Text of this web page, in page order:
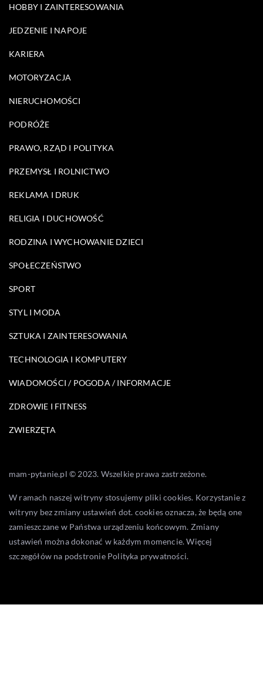
HOBBY I ZAINTERESOWANIA
JEDZENIE I NAPOJE
KARIERA
MOTORYZACJA
NIERUCHOMOŚCI
PODRÓŻE
PRAWO, RZĄD I POLITYKA
PRZEMYSŁ I ROLNICTWO
REKLAMA I DRUK
RELIGIA I DUCHOWOŚĆ
RODZINA I WYCHOWANIE DZIECI
SPOŁECZEŃSTWO
SPORT
STYL I MODA
SZTUKA I ZAINTERESOWANIA
TECHNOLOGIA I KOMPUTERY
WIADOMOŚCI / POGODA / INFORMACJE
ZDROWIE I FITNESS
ZWIERZĘTA
mam-pytanie.pl © 2023. Wszelkie prawa zastrzeżone.
W ramach naszej witryny stosujemy pliki cookies. Korzystanie z
witryny bez zmiany ustawień dot. cookies oznacza, że będą one
zamieszczane w Państwa urządzeniu końcowym. Zmiany
ustawień można dokonać w każdym momencie. Więcej
szczegółów na podstronie Polityka prywatności.